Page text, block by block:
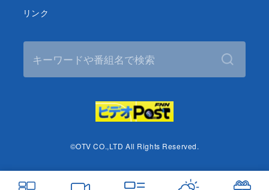
リンク
©OTV CO.,LTD All Rights Reserved.